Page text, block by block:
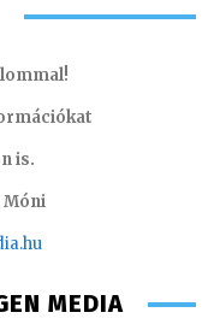
is.
Móni
MEDIA